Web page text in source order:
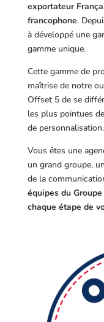
exportateur
francophone.
à développé une
gamme unique.
Cette gamme de
maîtrise de notre
Offset 5 de se
les plus pointues
de personnalisation.
Vous êtes une
un grand groupe,
de la
équipes du
chaque étape de